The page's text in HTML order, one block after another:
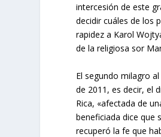
inter­cesión de este
decidir cuáles de los
rapidez a Karol
de la religiosa sor
El segundo milagro
de 2011, es decir, el
Rica, «afectada de
beneficia­da dice que
recuperó la fe que